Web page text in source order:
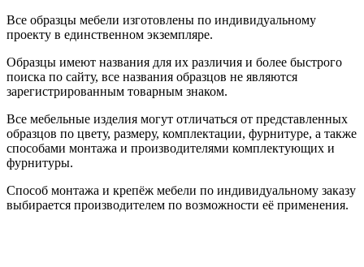
Все образцы мебели изготовлены по индивидуальному
проекту в единственном экземпляре.
Образцы имеют названия для их различия и более быстрого
поиска по сайту, все названия образцов не являются
зарегистрированным товарным знаком.
Все мебельные изделия могут отличаться от представленных
образцов по цвету, размеру, комплектации, фурнитуре, а также
способами монтажа и производителями комплектующих и
фурнитуры.
Способ монтажа и крепёж мебели по индивидуальному заказу
выбирается производителем по возможности её применения.